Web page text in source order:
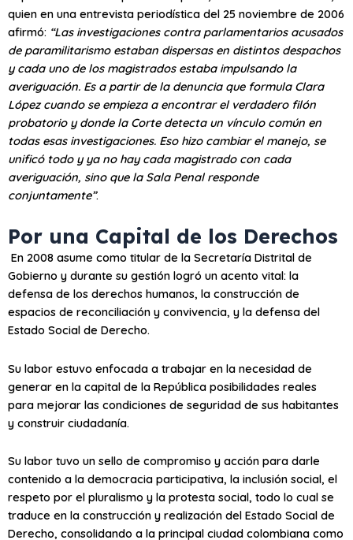
quien en una entrevista periodística del 25 noviembre de 2006
afirmó: “Las investigaciones contra parlamentarios acusados
de paramilitarismo estaban dispersas en distintos despachos
y cada uno de los magistrados estaba impulsando la
averiguación. Es a partir de la denuncia que formula Clara
López cuando se empieza a encontrar el verdadero filón
probatorio y donde la Corte detecta un vínculo común en
todas esas investigaciones. Eso hizo cambiar el manejo, se
unificó todo y ya no hay cada magistrado con cada
averiguación, sino que la Sala Penal responde
conjuntamente”.
Por una Capital de los Derechos
En 2008 asume como titular de la Secretaría Distrital de
Gobierno y durante su gestión logró un acento vital: la
defensa de los derechos humanos, la construcción de
espacios de reconciliación y convivencia, y la defensa del
Estado Social de Derecho.
Su labor estuvo enfocada a trabajar en la necesidad de
generar en la capital de la República posibilidades reales
para mejorar las condiciones de seguridad de sus habitantes
y construir ciudadanía.
Su labor tuvo un sello de compromiso y acción para darle
contenido a la democracia participativa, la inclusión social, el
respeto por el pluralismo y la protesta social, todo lo cual se
traduce en la construcción y realización del Estado Social de
Derecho, consolidando a la principal ciudad colombiana como